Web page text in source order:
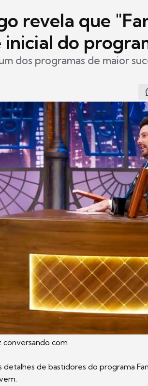
revela que
inicial do
dos programas de maior
conversando com
de bastidores do programa